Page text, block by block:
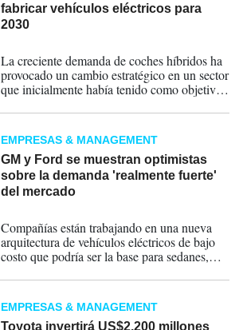
fabricar vehículos eléctricos para
2030
La creciente demanda de coches híbridos ha
provocado un cambio estratégico en un sector
que inicialmente había tenido como objetivo
de los vehículos totalmente eléctricos.
EMPRESAS & MANAGEMENT
GM y Ford se muestran optimistas
sobre la demanda 'realmente fuerte'
del mercado
Compañías están trabajando en una nueva
arquitectura de vehículos eléctricos de bajo
costo que podría ser la base para sedanes,
EMPRESAS & MANAGEMENT
Toyota invertirá US$2.200 millones